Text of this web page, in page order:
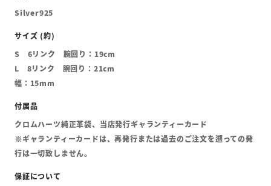
Silver925
S 6リンク 腕回り：19cm
L 8リンク 腕回り：21cm
幅：15mm
クロムハーツ純正革袋、当店発行ギャランティーカード
※ギャランティーカードは、再発行または過去のご注文を遡っての発
行は一切致しません。